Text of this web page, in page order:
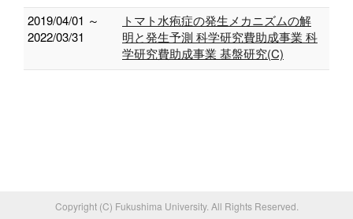
2019/04/01 ～
2022/03/31
トマト水疱症の発生メカニズムの解
明と発生予測 科学研究費助成事業 科
学研究費助成事業 基盤研究(C)
Copyright (C) Fukushima University. All Rights Reserved.